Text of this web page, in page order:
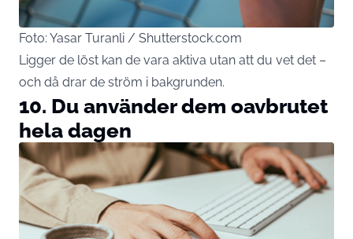
Foto: Yasar Turanli / Shutterstock.com
Ligger de löst kan de vara aktiva utan att du vet det –
och då drar de ström i bakgrunden.
10. Du använder dem oavbrutet
hela dagen